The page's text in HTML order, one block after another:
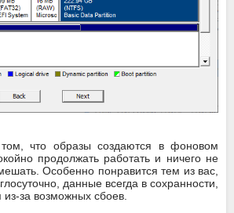
что образы создаются в фоновом
продолжать работать и ничего не
Особенно понравится тем из вас,
данные всегда в сохранности,
за возможных сбоев.